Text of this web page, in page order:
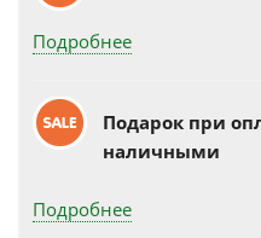
Подробнее
Подарок при
наличными
Подробнее